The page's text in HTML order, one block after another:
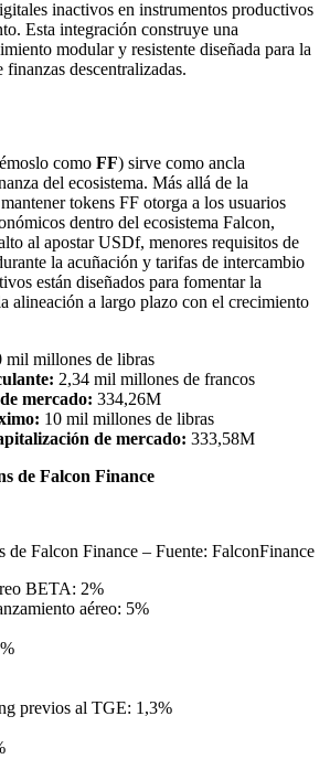
inactivos en instrumentos productivos
Esta integración construye una
modular y resistente diseñada para la
descentralizadas.
como FF) sirve como ancla
del ecosistema. Más allá de la
tokens FF otorga a los usuarios
dentro del ecosistema Falcon,
al apostar USDf, menores requisitos de
la acuñación y tarifas de intercambio
están diseñados para fomentar la
alineación a largo plazo con el crecimiento
mil millones de libras
2,34 mil millones de francos
mercado: 334,26M
10 mil millones de libras
de mercado: 333,58M
de Falcon Finance
de Falcon Finance – Fuente: FalconFinance
BETA: 2%
aéreo: 5%
previos al TGE: 1,3%